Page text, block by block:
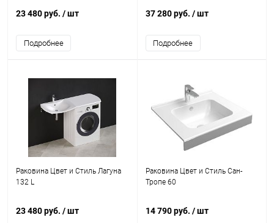
23 480 руб. / шт
Подробнее
37 280 руб. / шт
Подробнее
Раковина Цвет и Стиль Лагуна
132 L
23 480 руб. / шт
Раковина Цвет и Стиль Сан-
Тропе 60
14 790 руб. / шт